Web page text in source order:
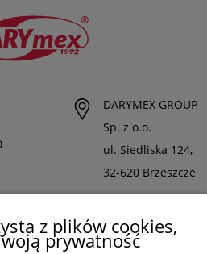
DARYMEX GROUP
Sp. z o.o.
ul. Siedliska 124,
32-620 Brzeszcze
z plików cookies,
prywatność